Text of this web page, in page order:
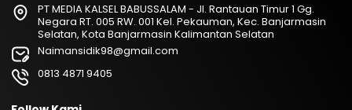
PT MEDIA KALSEL BABUSSALAM - Jl. Rantauan Timur 1 Gg.
Negara RT. 005 RW. 001 Kel. Pekauman, Kec. Banjarmasin
Selatan, Kota Banjarmasin Kalimantan Selatan
Naimansidik98@gmail.com
0813 4871 9405